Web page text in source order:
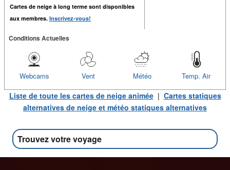
Cartes de neige à long terme sont disponibles
aux membres. Inscrivez-vous!
Conditions Actuelles
Temp. Air
Météo
Vent
Webcams
Liste de toute les cartes de neige animée| Cartes statiques
alternatives de neige et météo statiques alternatives
Trouvez votre voyage